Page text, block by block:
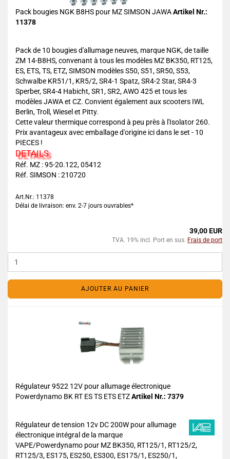
Pack bougies NGK B8HS pour MZ SIMSON JAWAArtikel Nr.:
11378
Pack de 10 bougies d'allumage neuves, marque NGK, de taille
ZM 14-B8HS, convenant à tous les modèles MZ BK350, RT125,
ES, ETS, TS, ETZ, SIMSON modèles S50, S51, SR50, S53,
Schwalbe KR51/1, KR5/2, SR4-1 Spatz, SR4-2 Star, SR4-3
Sperber, SR4-4 Habicht, SR1, SR2, AWO 425 et tous les
modèles JAWA et CZ. Convient également aux scooters IWL
Berlin, Troll, Wiesel et Pitty.
Cette valeur thermique correspond à peu près à l'Isolator 260.
Prix avantageux avec emballage d'origine ici dans le set - 10
PIECES !
DETAILS
Réf. MZ : 95-20.122, 05412
Réf. SIMSON : 210720
Art.Nr.: 11378
Délai de livraison: env. 2-7 jours ouvrables*
39,00 EUR
TVA. 19% incl. Port en sus. Frais de port
AJOUTER AU PANIER
Régulateur 9522 12V pour allumage électronique
Powerdynamo BK RT ES TS ETS ETZArtikel Nr.: 7379
Régulateur de tension 12v DC 200W pour allumage
électronique intégral de la marque
VAPE/Powerdynamo pour MZ BK350, RT125/1, RT125/2,
RT125/3, ES175, ES250, ES300, ES175/1, ES250/1,